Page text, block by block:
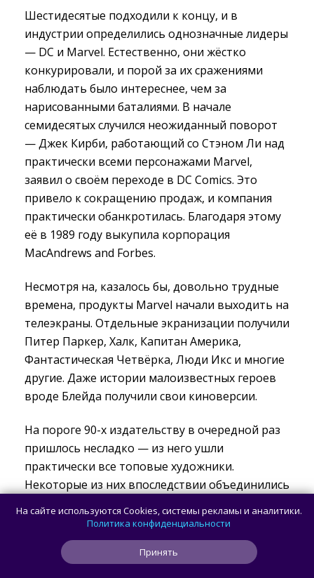
Шестидесятые подходили к концу, и в
индустрии определились однозначные лидеры
— DC и Marvel. Естественно, они жёстко
конкурировали, и порой за их сражениями
наблюдать было интереснее, чем за
нарисованными баталиями. В начале
семидесятых случился неожиданный поворот
— Джек Кирби, работающий со Стэном Ли над
практически всеми персонажами Marvel,
заявил о своём переходе в DC Comics. Это
привело к сокращению продаж, и компания
практически обанкротилась. Благодаря этому
её в 1989 году выкупила корпорация
MacAndrews and Forbes.
Несмотря на, казалось бы, довольно трудные
времена, продукты Marvel начали выходить на
телеэкраны. Отдельные экранизации получили
Питер Паркер, Халк, Капитан Америка,
Фантастическая Четвёрка, Люди Икс и многие
другие. Даже истории малоизвестных героев
вроде Блейда получили свои киноверсии.
На пороге 90-х издательству в очередной раз
пришлось несладко — из него ушли
практически все топовые художники.
Некоторые из них впоследствии объединились
продажи Marvel резко упали, и компания
внезапно вступила в партнёрские отношения с
DC Comics для разработки совместных
На сайте используются Cookies, системы рекламы и аналитики.
Политика конфиденциальности
Принять